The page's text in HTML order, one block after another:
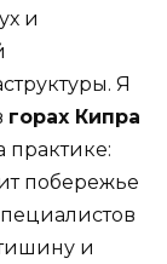
и
Я
горах Кипра
практике:
побережье
и